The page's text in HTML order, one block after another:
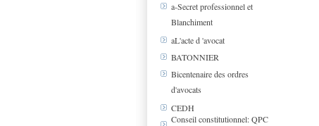
a-Secret professionnel et
Blanchiment
aL'acte d 'avocat
BATONNIER
Bicentenaire des ordres
d'avocats
CEDH
Conseil constitutionnel: QPC